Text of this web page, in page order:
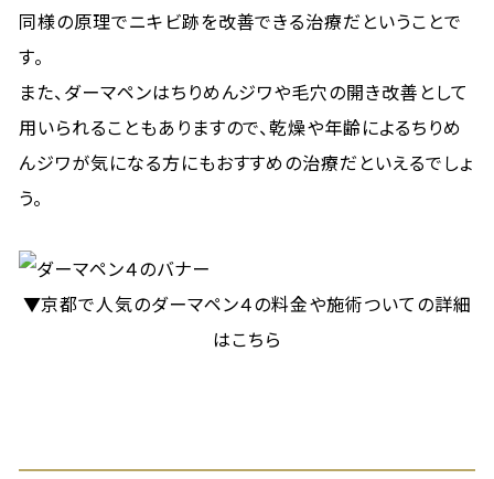
同様の原理でニキビ跡を改善できる治療だということで
す。
また、ダーマペンはちりめんジワや毛穴の開き改善として
用いられることもありますので、乾燥や年齢によるちりめ
んジワが気になる方にもおすすめの治療だといえるでしょ
う。
▼京都で人気のダーマペン４の料金や施術ついての詳細
はこちら